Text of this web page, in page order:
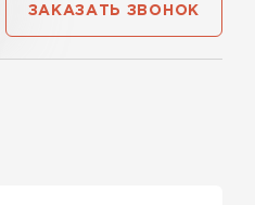
ЗАКАЗАТЬ ЗВОНОК
Контакты